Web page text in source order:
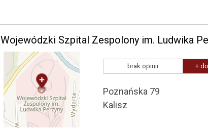
Wojewódzki Szpital Zespolony im. Ludwika
brak opinii +
Poznańska 79
Kalisz